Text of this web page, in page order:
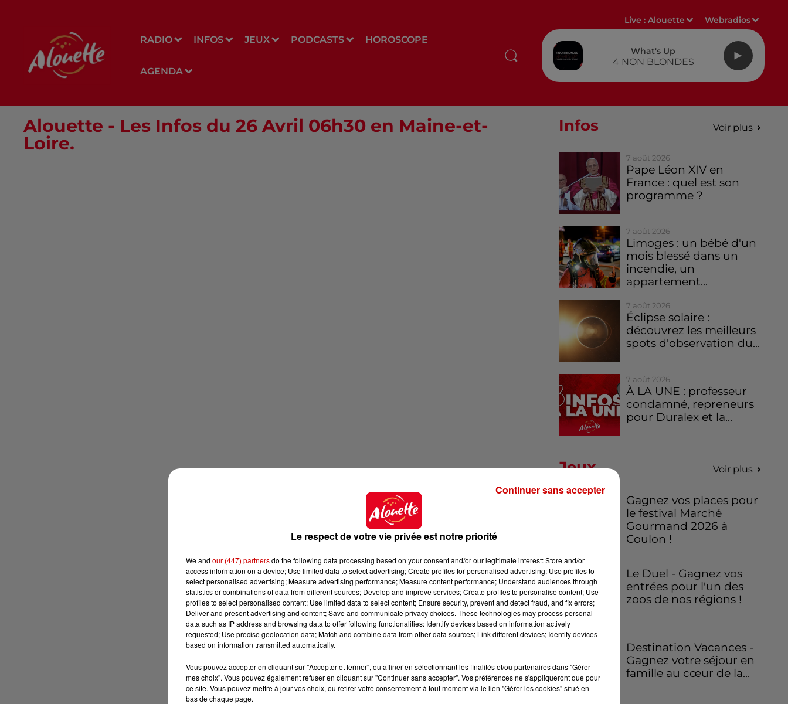
RADIO INFOS JEUX PODCASTS HOROSCOPE
AGENDA
Live :Alouette Webradios
What's Up
4 NON BLONDES
Alouette - Les Infos du 26 Avril 06h30 en Maine-et-
Loire.
Infos Voir plus
7 août 2026
Pape Léon XIV en
France : quel est son
programme ?
7 août 2026
Limoges : un bébé d'un
mois blessé dans un
incendie, un
appartement...
7 août 2026
Éclipse solaire :
découvrez les meilleurs
spots d'observation du...
7 août 2026
À LA UNE : professeur
condamné, repreneurs
pour Duralex et la...
Jeux Voir plus
Gagnez vos places pour
le festival Marché
Gourmand 2026 à
Coulon !
Le Duel - Gagnez vos
entrées pour l'un des
zoos de nos régions !
Destination Vacances -
Gagnez votre séjour en
famille au cœur de la...
Le respect de votre vie privée est notre priorité
We and our (447) partnersdo the following data processing based on your consent and/or our legitimate interest: Store and/or
access information on a device; Use limited data to select advertising; Create profiles for personalised advertising; Use profiles to
select personalised advertising; Measure advertising performance; Measure content performance; Understand audiences through
statistics or combinations of data from different sources; Develop and improve services; Create profiles to personalise content; Use
profiles to select personalised content; Use limited data to select content; Ensure security, prevent and detect fraud, and fix errors;
Deliver and present advertising and content; Save and communicate privacy choices. These technologies may process personal
data such as IP address and browsing data to offer following functionalities: Identify devices based on information actively
requested; Use precise geolocation data; Match and combine data from other data sources; Link different devices; Identify devices
based on information transmitted automatically.
Vous pouvez accepter en cliquant sur "Accepter et fermer", ou affiner en sélectionnant les finalités et/ou partenaires dans "Gérer
mes choix". Vous pouvez également refuser en cliquant sur "Continuer sans accepter". Vos préférences ne s'appliqueront que pour
ce site. Vous pouvez mettre à jour vos choix, ou retirer votre consentement à tout moment via le lien "Gérer les cookies" situé en
bas de chaque page.
Continuer sans accepter